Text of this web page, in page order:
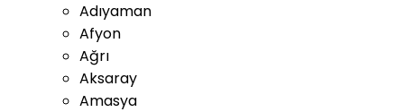
Adıyaman
Afyon
Ağrı
Aksaray
Amasya